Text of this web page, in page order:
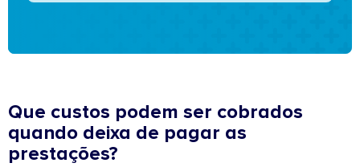
Que custos podem ser cobrados
quando deixa de pagar as
prestações?